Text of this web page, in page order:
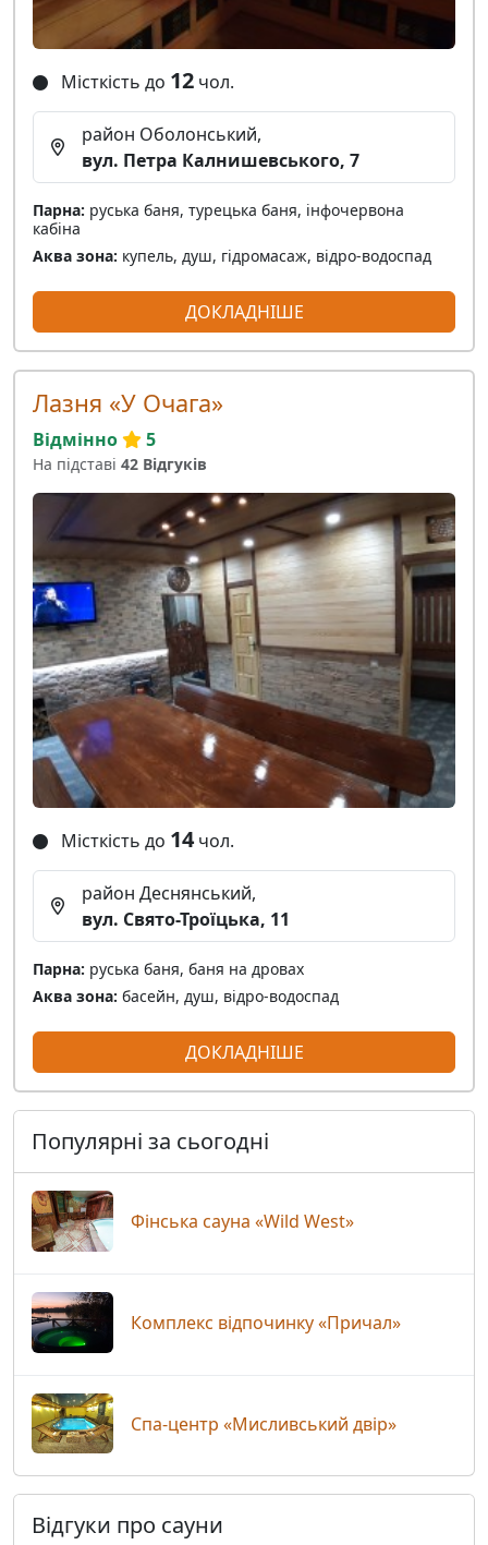
Місткість до 12 чол.
район Оболонський,
вул. Петра Калнишевського, 7
Парна: руська баня, турецька баня, інфочервона
кабіна
Аква зона: купель, душ, гідромасаж, відро-водоспад
ДОКЛАДНІШЕ
Лазня «У Очага»
Відмінно 5
На підставі 42 Відгуків
Місткість до 14 чол.
район Деснянський,
вул. Свято-Троїцька, 11
Парна: руська баня, баня на дровах
Аква зона: басейн, душ, відро-водоспад
ДОКЛАДНІШЕ
Популярні за сьогодні
Фінська сауна «Wild West»
Комплекс відпочинку «Причал»
Спа-центр «Мисливський двір»
Відгуки про сауни